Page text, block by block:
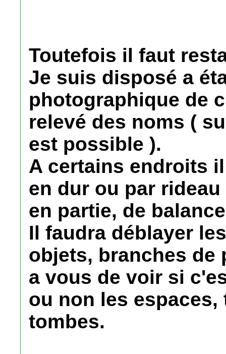
Toutefois il faut
Je suis disposé a
photographique de
relevé des noms (
est possible ).
A certains endroits
en dur ou par
en partie, de
Il faudra déblayer
objets, branches de
a vous de voir si
ou non les
tombes.